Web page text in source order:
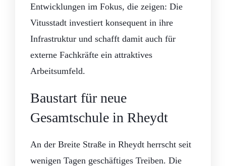
Entwicklungen im Fokus, die zeigen: Die
Vitusstadt investiert konsequent in ihre
Infrastruktur und schafft damit auch für
externe Fachkräfte ein attraktives
Arbeitsumfeld.
Baustart für neue
Gesamtschule in Rheydt
An der Breite Straße in Rheydt herrscht seit
wenigen Tagen geschäftiges Treiben. Die